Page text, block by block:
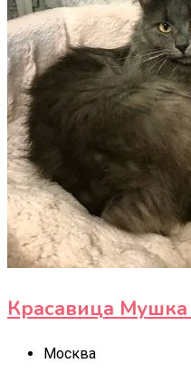
Красавица
Москва